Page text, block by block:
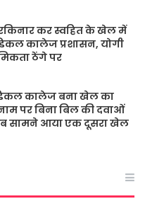
कर स्वहित के खेल में
कालेज प्रशासन, योगी
ठेंगे पर
कालेज बना खेल का
पर बिना बिल की दवाओं
सामने आया एक दूसरा खेल